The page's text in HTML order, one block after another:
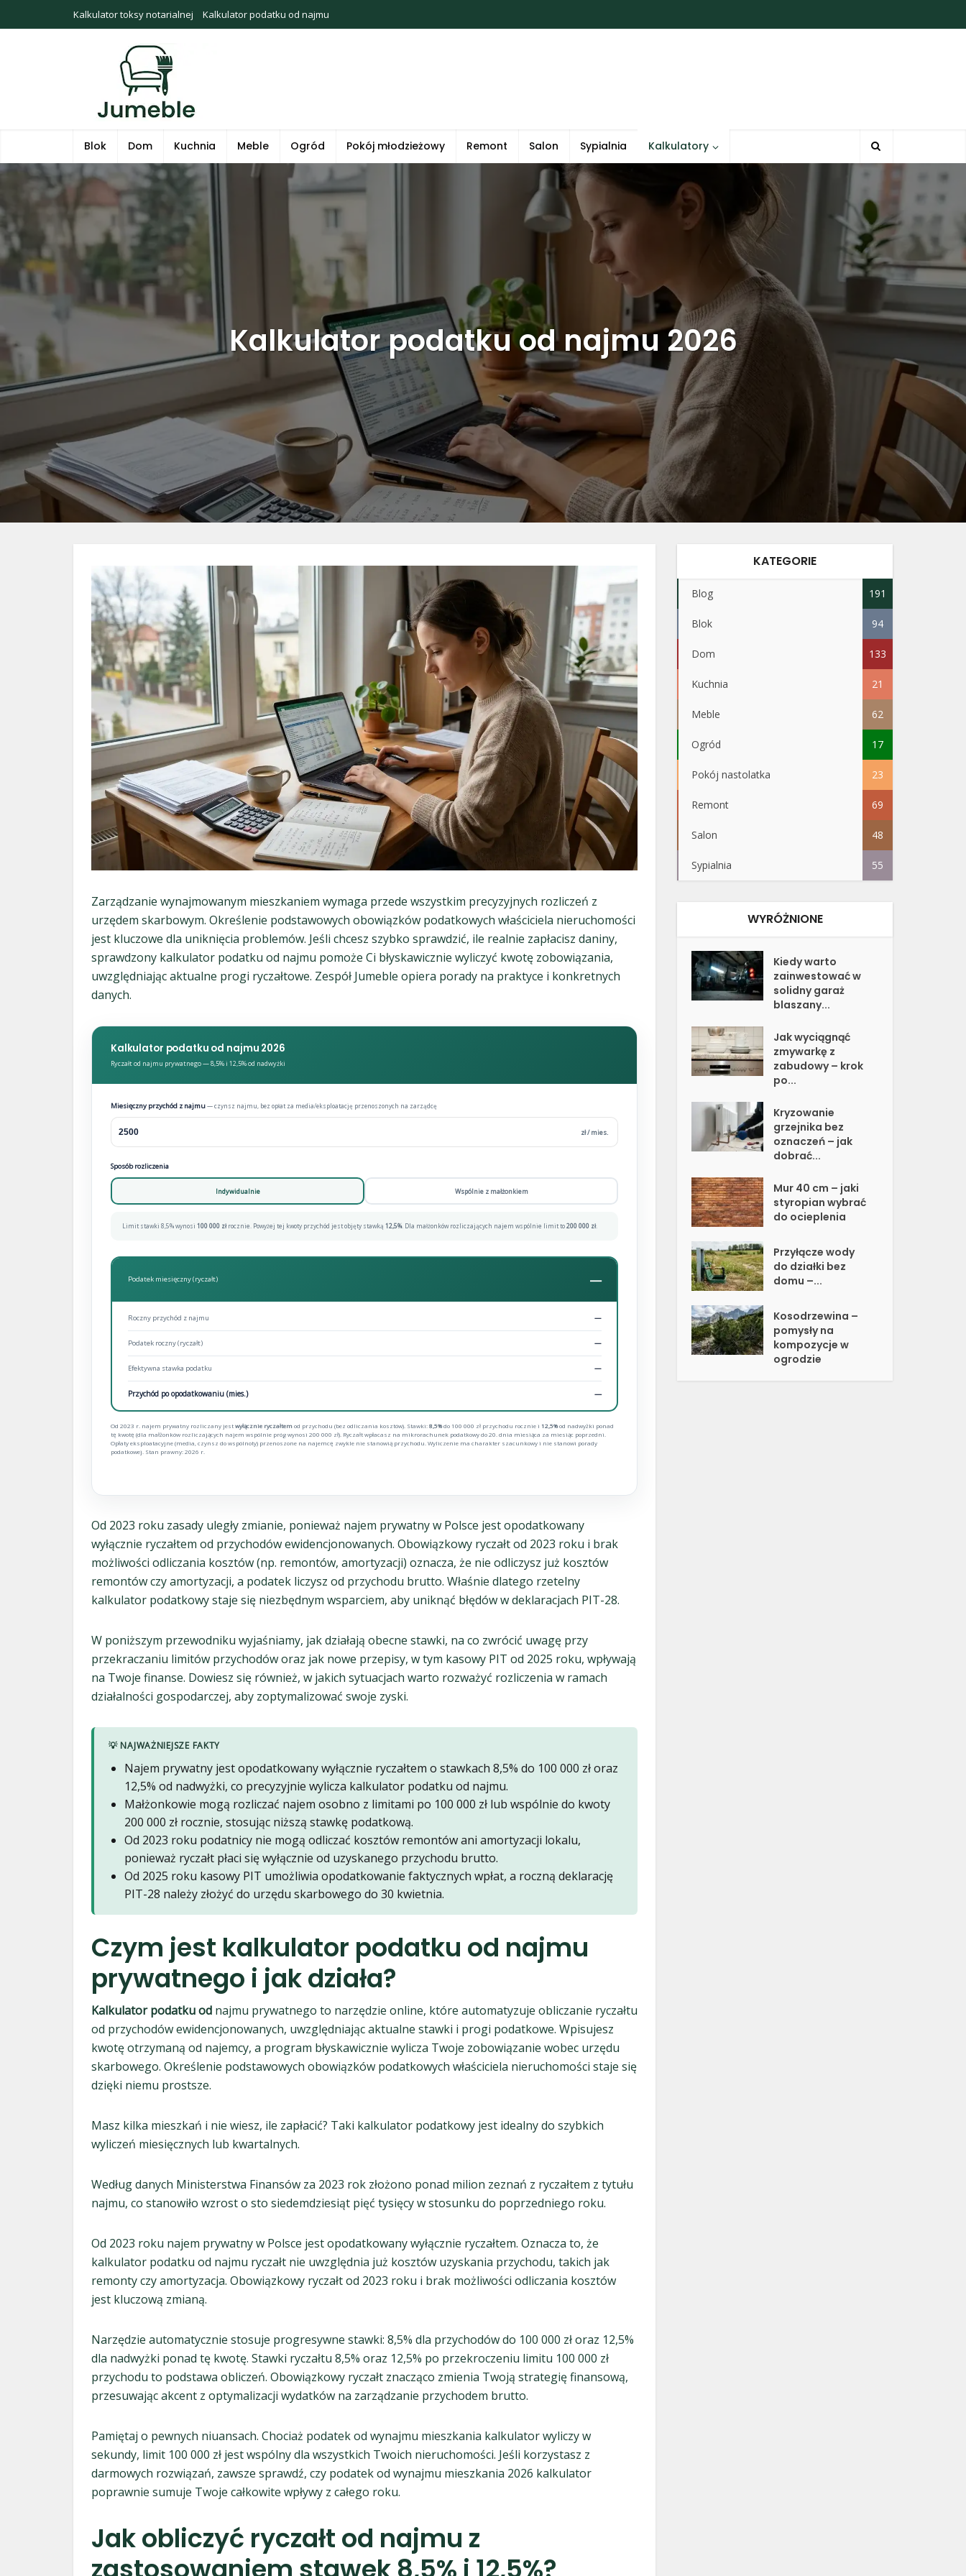
Kalkulator toksy notarialnej Kalkulator podatku od najmu
Blok Dom Kuchnia Meble Ogród Pokój młodzieżowy Remont Salon Sypialnia Kalkulatory
Kalkulator podatku od najmu 2026
Zarządzanie wynajmowanym mieszkaniem wymaga przede wszystkim precyzyjnych rozliczeń z
urzędem skarbowym. Określenie podstawowych obowiązków podatkowych właściciela nieruchomości
jest kluczowe dla uniknięcia problemów. Jeśli chcesz szybko sprawdzić, ile realnie zapłacisz daniny,
sprawdzony kalkulator podatku od najmu pomoże Ci błyskawicznie wyliczyć kwotę zobowiązania,
uwzględniając aktualne progi ryczałtowe. Zespół Jumeble opiera porady na praktyce i konkretnych
danych.
Kalkulator podatku od najmu 2026
Ryczałt od najmu prywatnego — 8,5% i 12,5% od nadwyżki
Miesięczny przychód z najmu— czynsz najmu, bez opłat za media/eksploatację przenoszonych na zarządcę
zł / mies.
Sposób rozliczenia
Indywidualnie Wspólnie z małżonkiem
Limit stawki 8,5% wynosi 100 000 złrocznie. Powyżej tej kwoty przychód jest objęty stawką 12,5%. Dla małżonków rozliczających najem wspólnie limit to200 000 zł.
Podatek miesięczny (ryczałt) —
Roczny przychód z najmu —
Podatek roczny (ryczałt) —
Efektywna stawka podatku —
Przychód po opodatkowaniu (mies.) —
Od 2023 r. najem prywatny rozliczany jestwyłącznie ryczałtemod przychodu (bez odliczania kosztów). Stawki:8,5%do 100 000 zł przychodu rocznie i 12,5%od nadwyżki ponad
tę kwotę (dla małżonków rozliczających najem wspólnie próg wynosi 200 000 zł). Ryczałt wpłacasz na mikrorachunek podatkowy do 20. dnia miesiąca za miesiąc poprzedni.
Opłaty eksploatacyjne (media, czynsz do wspólnoty) przenoszone na najemcę zwykle nie stanowią przychodu. Wyliczenie ma charakter szacunkowy i nie stanowi porady
podatkowej. Stan prawny: 2026 r.
Od 2023 roku zasady uległy zmianie, ponieważ najem prywatny w Polsce jest opodatkowany
wyłącznie ryczałtem od przychodów ewidencjonowanych. Obowiązkowy ryczałt od 2023 roku i brak
możliwości odliczania kosztów (np. remontów, amortyzacji) oznacza, że nie odliczysz już kosztów
remontów czy amortyzacji, a podatek liczysz od przychodu brutto. Właśnie dlatego rzetelny
kalkulator podatkowy staje się niezbędnym wsparciem, aby uniknąć błędów w deklaracjach PIT-28.
W poniższym przewodniku wyjaśniamy, jak działają obecne stawki, na co zwrócić uwagę przy
przekraczaniu limitów przychodów oraz jak nowe przepisy, w tym kasowy PIT od 2025 roku, wpływają
na Twoje finanse. Dowiesz się również, w jakich sytuacjach warto rozważyć rozliczenia w ramach
działalności gospodarczej, aby zoptymalizować swoje zyski.
💡 NAJWAŻNIEJSZE FAKTY
Najem prywatny jest opodatkowany wyłącznie ryczałtem o stawkach 8,5% do 100 000 zł oraz
12,5% od nadwyżki, co precyzyjnie wylicza kalkulator podatku od najmu.
Małżonkowie mogą rozliczać najem osobno z limitami po 100 000 zł lub wspólnie do kwoty
200 000 zł rocznie, stosując niższą stawkę podatkową.
Od 2023 roku podatnicy nie mogą odliczać kosztów remontów ani amortyzacji lokalu,
ponieważ ryczałt płaci się wyłącznie od uzyskanego przychodu brutto.
Od 2025 roku kasowy PIT umożliwia opodatkowanie faktycznych wpłat, a roczną deklarację
PIT-28 należy złożyć do urzędu skarbowego do 30 kwietnia.
Czym jest kalkulator podatku od najmu
prywatnego i jak działa?
Kalkulator podatku od najmu prywatnego to narzędzie online, które automatyzuje obliczanie ryczałtu
od przychodów ewidencjonowanych, uwzględniając aktualne stawki i progi podatkowe. Wpisujesz
kwotę otrzymaną od najemcy, a program błyskawicznie wylicza Twoje zobowiązanie wobec urzędu
skarbowego. Określenie podstawowych obowiązków podatkowych właściciela nieruchomości staje się
dzięki niemu prostsze.
Masz kilka mieszkań i nie wiesz, ile zapłacić? Taki kalkulator podatkowy jest idealny do szybkich
wyliczeń miesięcznych lub kwartalnych.
Według danych Ministerstwa Finansów za 2023 rok złożono ponad milion zeznań z ryczałtem z tytułu
najmu, co stanowiło wzrost o sto siedemdziesiąt pięć tysięcy w stosunku do poprzedniego roku.
Od 2023 roku najem prywatny w Polsce jest opodatkowany wyłącznie ryczałtem. Oznacza to, że
kalkulator podatku od najmu ryczałt nie uwzględnia już kosztów uzyskania przychodu, takich jak
remonty czy amortyzacja. Obowiązkowy ryczałt od 2023 roku i brak możliwości odliczania kosztów
jest kluczową zmianą.
Narzędzie automatycznie stosuje progresywne stawki: 8,5% dla przychodów do 100 000 zł oraz 12,5%
dla nadwyżki ponad tę kwotę. Stawki ryczałtu 8,5% oraz 12,5% po przekroczeniu limitu 100 000 zł
przychodu to podstawa obliczeń. Obowiązkowy ryczałt znacząco zmienia Twoją strategię finansową,
przesuwając akcent z optymalizacji wydatków na zarządzanie przychodem brutto.
Pamiętaj o pewnych niuansach. Chociaż podatek od wynajmu mieszkania kalkulator wyliczy w
sekundy, limit 100 000 zł jest wspólny dla wszystkich Twoich nieruchomości. Jeśli korzystasz z
darmowych rozwiązań, zawsze sprawdź, czy podatek od wynajmu mieszkania 2026 kalkulator
poprawnie sumuje Twoje całkowite wpływy z całego roku.
Jak obliczyć ryczałt od najmu z
KATEGORIE
Blog 191
Blok 94
Dom 133
Kuchnia 21
Meble 62
Ogród 17
Pokój nastolatka 23
Remont 69
Salon 48
Sypialnia 55
WYRÓŻNIONE
Kiedy warto
zainwestować w
solidny garaż
blaszany...
Jak wyciągnąć
zmywarkę z
zabudowy – krok
po...
Kryzowanie
grzejnika bez
oznaczeń – jak
dobrać...
Mur 40 cm – jaki
styropian wybrać
do ocieplenia
Przyłącze wody
do działki bez
domu –...
Kosodrzewina –
pomysły na
kompozycje w
ogrodzie